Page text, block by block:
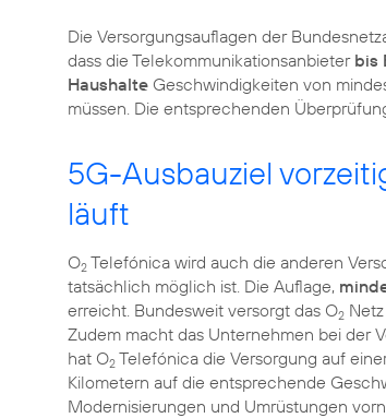
Die Versorgungsauflagen der
dass die Telekommunikationsanbieter bis
Haushalte Geschwindigkeiten von
müssen. Die entsprechenden
5G-Ausbauziel
läuft
O2 Telefónica wird auch die anderen
tatsächlich möglich ist. Die Auflage,
erreicht. Bundesweit versorgt das O2 Netz
Zudem macht das Unternehmen bei der
hat O2 Telefónica die Versorgung auf
Kilometern auf die entsprechende
Modernisierungen und Umrüstungen